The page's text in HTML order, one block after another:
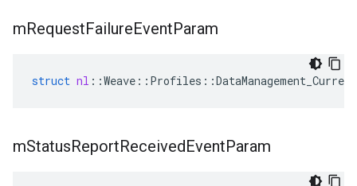
mRequestFailureEventParam
struct nl ::Weave :: Profiles ::DataManagement_Current
mStatusReportReceivedEventParam